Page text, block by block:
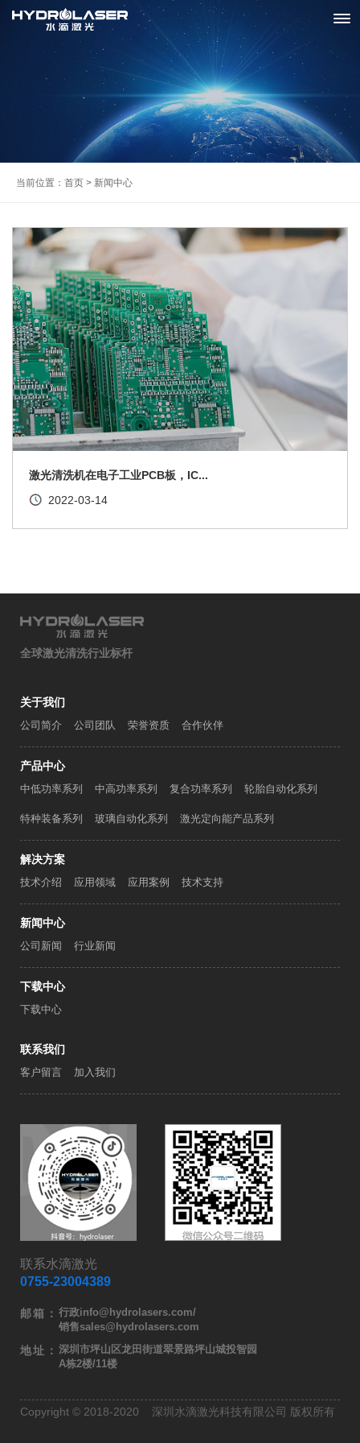
当前位置： 首页 > 新闻中心
激光清洗机在电子工业PCB板，IC...
2022-03-14
全球激光清洗行业标杆
关于我们
公司简介 公司团队 荣誉资质 合作伙伴
产品中心
中低功率系列 中高功率系列 复合功率系列 轮胎自动化系列
特种装备系列 玻璃自动化系列 激光定向能产品系列
解决方案
技术介绍 应用领域 应用案例 技术支持
新闻中心
公司新闻 行业新闻
下载中心
下载中心
联系我们
客户留言 加入我们
联系水滴激光
0755-23004389
邮箱： 行政info@hydrolasers.com/
销售sales@hydrolasers.com
地址： 深圳市坪山区龙田街道翠景路坪山城投智园
A栋2楼/11楼
Copyright © 2018-2020 深圳水滴激光科技有限公司 版权所有